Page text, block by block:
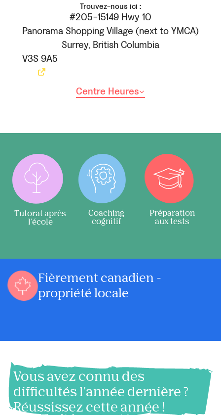
Trouvez-nous ici :
#205-15149 Hwy 10
Panorama Shopping Village (next to YMCA)
Surrey, British Columbia
V3S 9A5
Centre Heures
Tutorat après
l'école
Coaching
cognitif
Préparation
aux tests
Fièrement canadien -
propriété locale
Vous avez connu des
difficultés l'année dernière ?
Réussissez cette année !